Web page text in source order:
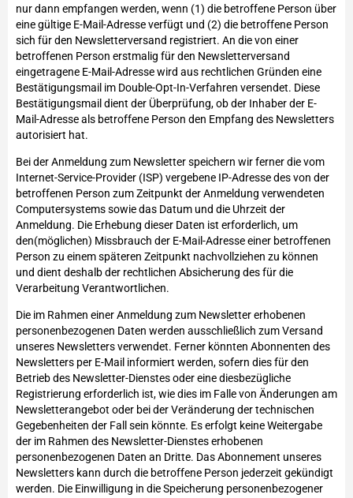
nur dann empfangen werden, wenn (1) die betroffene Person über
eine gültige E-Mail-Adresse verfügt und (2) die betroffene Person
sich für den Newsletterversand registriert. An die von einer
betroffenen Person erstmalig für den Newsletterversand
eingetragene E-Mail-Adresse wird aus rechtlichen Gründen eine
Bestätigungsmail im Double-Opt-In-Verfahren versendet. Diese
Bestätigungsmail dient der Überprüfung, ob der Inhaber der E-
Mail-Adresse als betroffene Person den Empfang des Newsletters
autorisiert hat.
Bei der Anmeldung zum Newsletter speichern wir ferner die vom
Internet-Service-Provider (ISP) vergebene IP-Adresse des von der
betroffenen Person zum Zeitpunkt der Anmeldung verwendeten
Computersystems sowie das Datum und die Uhrzeit der
Anmeldung. Die Erhebung dieser Daten ist erforderlich, um
den(möglichen) Missbrauch der E-Mail-Adresse einer betroffenen
Person zu einem späteren Zeitpunkt nachvollziehen zu können
und dient deshalb der rechtlichen Absicherung des für die
Verarbeitung Verantwortlichen.
Die im Rahmen einer Anmeldung zum Newsletter erhobenen
personenbezogenen Daten werden ausschließlich zum Versand
unseres Newsletters verwendet. Ferner könnten Abonnenten des
Newsletters per E-Mail informiert werden, sofern dies für den
Betrieb des Newsletter-Dienstes oder eine diesbezügliche
Registrierung erforderlich ist, wie dies im Falle von Änderungen am
Newsletterangebot oder bei der Veränderung der technischen
Gegebenheiten der Fall sein könnte. Es erfolgt keine Weitergabe
der im Rahmen des Newsletter-Dienstes erhobenen
personenbezogenen Daten an Dritte. Das Abonnement unseres
Newsletters kann durch die betroffene Person jederzeit gekündigt
werden. Die Einwilligung in die Speicherung personenbezogener